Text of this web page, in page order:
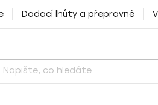
Dodací lhůty a přepravné